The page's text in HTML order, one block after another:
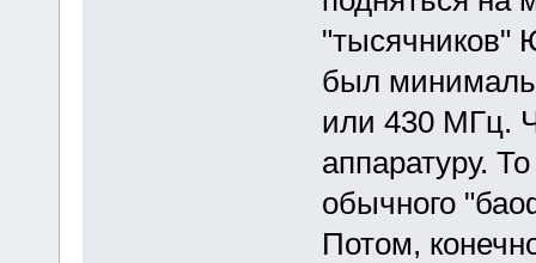
"тысячников"
был
или 430 МГц.
аппаратуру.
обычного
Потом,